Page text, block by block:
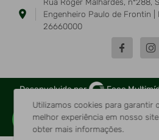
Utilizamos cookies para garantir
melhor experiência em nosso site.
obter mais informações.
location_on
Rua Roger Malhardes, nº288,
Engenheiro Paulo de Frontin |
26660000
Desenvolvido por Foco